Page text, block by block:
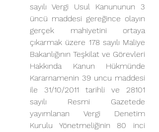
sayılı Vergi Usul Kanununun 3
üncü maddesi gereğince olayın
gerçek mahiyetini ortaya
çıkarmak üzere 178 sayılı Maliye
Bakanlığının Teşkilat ve Görevleri
Hakkında Kanun Hükmünde
Kararnamenin 39 uncu maddesi
ile 31/10/2011 tarihli ve 28101
sayılı Resmi Gazetede
yayımlanan Vergi Denetim
Kurulu Yönetmeliğinin 80 inci